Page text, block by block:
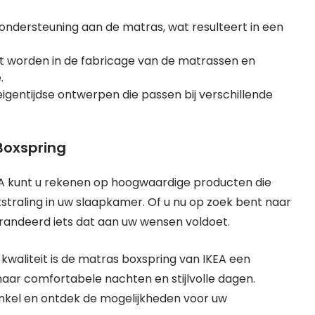
aan de matras, wat resulteert in een
in de fabricage van de matrassen en
ontwerpen die passen bij verschillende
kunt u rekenen op hoogwaardige producten die
in uw slaapkamer. Of u nu op zoek bent naar
iets dat aan uw wensen voldoet.
is de matras boxspring van IKEA een
comfortabele nachten en stijlvolle dagen.
en ontdek de mogelijkheden voor uw